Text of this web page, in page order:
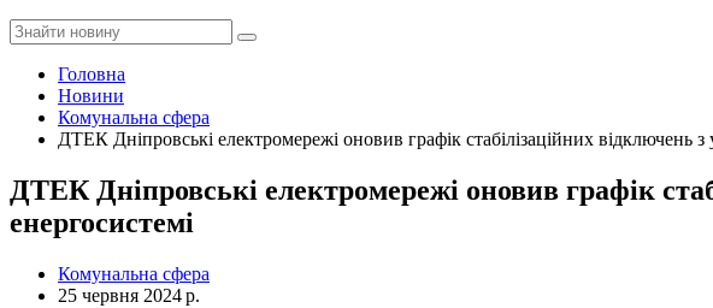
Головна
Новини
Комунальна сфера
ДТЕК Дніпровські електромережі оновив графік стабілізаційних відключень з
ДТЕК Дніпровські електромережі оновив графік
енергосистемі
Комунальна сфера
25 червня 2024 р.